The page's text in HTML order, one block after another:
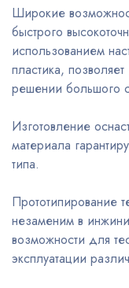
Широкие
быстрого
использованием
пластика,
решении большого
Изготовление
материала
типа.
Прототипирование
незаменим в
возможности для
эксплуатации